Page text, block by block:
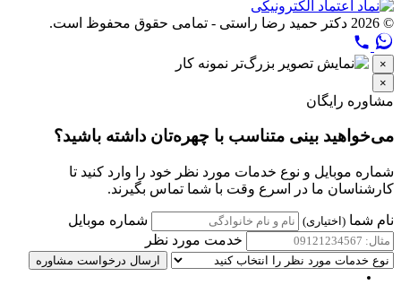
© 2026 دکتر حمید رضا راستی - تمامی حقوق محفوظ است.
×
×
مشاوره رایگان
می‌خواهید بینی متناسب با چهره‌تان داشته باشید؟
شماره موبایل و نوع خدمات مورد نظر خود را وارد کنید تا
کارشناسان ما در اسرع وقت با شما تماس بگیرند.
نام شما (اختیاری)
شماره موبایل
خدمت مورد نظر
ارسال درخواست مشاوره